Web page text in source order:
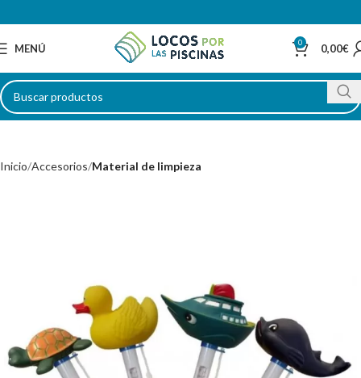
MENÚ 0 0,00€
Inicio Accesorios Material de limpieza